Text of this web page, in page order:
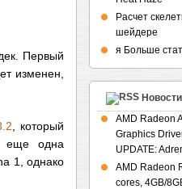
Первый
изменен,
, который
одна
1, однако
Расчет
шейдере
я Больше
AMD Radeon
Graphics
UPDATE:
AMD Radeon
cores, 4GB/